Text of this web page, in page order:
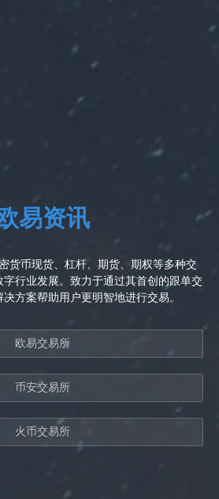
欧易资讯
货币现货、杠杆、期货、期权等多种交
行业发展。致力于通过其首创的跟单交
方案帮助用户更明智地进行交易。
欧易交易所
币安交易所
火币交易所